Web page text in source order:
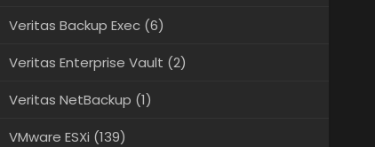
Veritas Backup Exec(6)
Veritas Enterprise Vault (2)
Veritas NetBackup (1)
VMware ESXi (139)